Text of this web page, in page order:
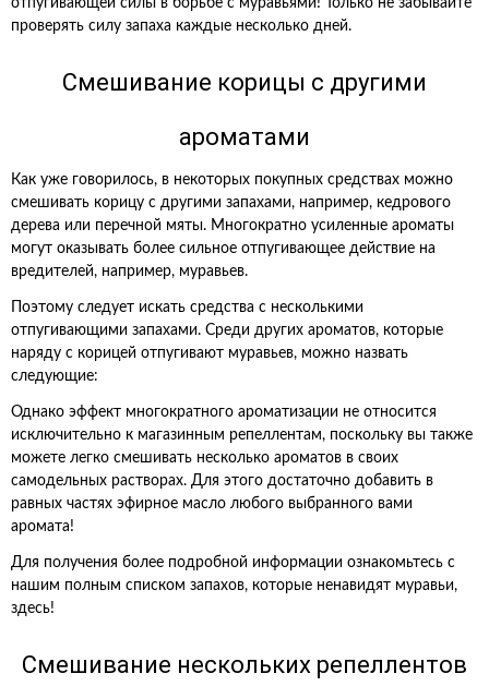
отпугивающей силы в борьбе с муравьями! Только не забывайте
проверять силу запаха каждые несколько дней.
Смешивание корицы с другими
ароматами
Как уже говорилось, в некоторых покупных средствах можно
смешивать корицу с другими запахами, например, кедрового
дерева или перечной мяты. Многократно усиленные ароматы
могут оказывать более сильное отпугивающее действие на
вредителей, например, муравьев.
Поэтому следует искать средства с несколькими
отпугивающими запахами. Среди других ароматов, которые
наряду с корицей отпугивают муравьев, можно назвать
следующие:
Однако эффект многократного ароматизации не относится
исключительно к магазинным репеллентам, поскольку вы также
можете легко смешивать несколько ароматов в своих
самодельных растворах. Для этого достаточно добавить в
равных частях эфирное масло любого выбранного вами
аромата!
Для получения более подробной информации ознакомьтесь с
нашим полным списком запахов, которые ненавидят муравьи,
здесь!
Смешивание нескольких репеллентов